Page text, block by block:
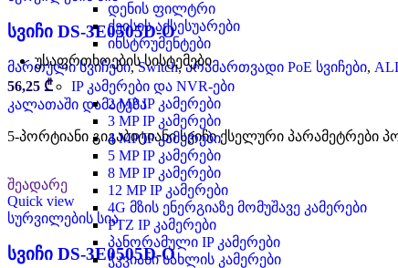
დენის ფილტრი
ქეისის აქსესუარები
ინსტრუმენტები
უსაფრთხოების სისტემები
IP კამერები და NVR-ები
2 MP IP კამერები
3 MP IP კამერები
4 MP IP კამერები
5 MP IP კამერები
8 MP IP კამერები
12 MP IP კამერები
4G მზის ენერგიაზე მომუშავე კამერები
PTZ IP კამერები
პანორამული IP კამერები
ჭკვიანი სახლის კამერები
სვიჩი DS-3E0505D-O
მართული სვიჩები, Switch, არამართვადი PoE სვიჩები,
56,25 ₾
კალათაში დამატება
5-პორტიანი გიგაბიტიანი სვიჩი ქსელური პარამეტრები
შეადარე
Quick view
სურვილების სია
სვიჩი DS-3E0505D-O